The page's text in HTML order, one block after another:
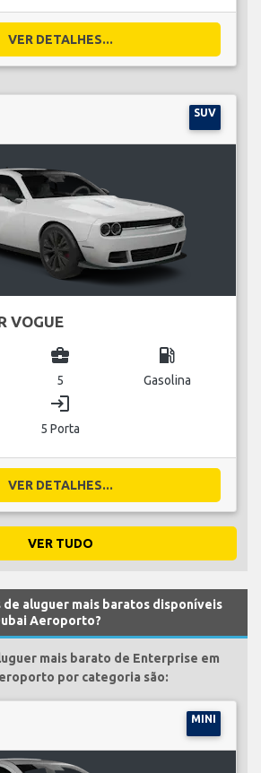
VER DETALHES...
SUV
VOGUE
business_center
5
local_gas_station
Gasolina
login
5 Porta
VER DETALHES...
VER TUDO
de aluguer mais baratos disponíveis
Aeroporto?
mais barato de Enterprise em
por categoria são:
MINI